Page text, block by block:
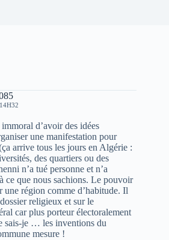
d’avoir des idées
une manifestation pour
arrive tous les jours en Algérie :
des quartiers ou des
n’a tué personne et n’a
ce que nous sachions. Le pouvoir
une région comme d’habitude. Il
religieux et sur le
car plus porteur électoralement
sais-je … les inventions du
mesure !